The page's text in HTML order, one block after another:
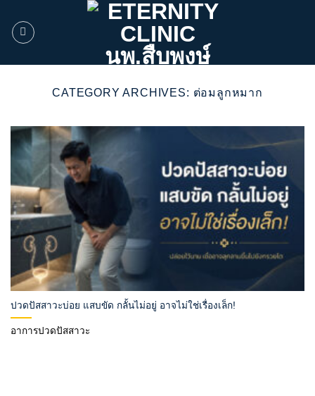
CATEGORY ARCHIVES: ต่อมลูกหมาก
ปวดปัสสาวะบ่อย แสบขัด กลั้นไม่อยู่ อาจไม่ใช่เรื่องเล็ก!
อาการปวดปัสสาวะ